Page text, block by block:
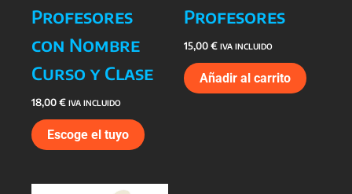
Profesores
con Nombre
Curso y Clase
18,00€ IVA INCLUIDO
Escoge el tuyo
Profesores
15,00€ IVA INCLUIDO
Añadir al carrito